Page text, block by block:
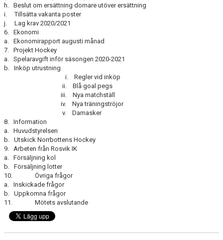
h. Beslut om ersättning domare utöver ersättning
i. Tillsätta vakanta poster
j. Lag krav 2020/2021
6. Ekonomi
a. Ekonomirapport augusti månad
7. Projekt Hockey
a. Spelaravgift inför säsongen 2020-2021
b. Inköp utrustning
i. Regler vid inköp
ii. Blå goal pegs
iii. Nya matchställ
iv. Nya träningströjor
v. Damasker
8. Information
a. Huvudstyrelsen
b. Utskick Norrbottens Hockey
9. Arbeten från Rosvik IK
a. Försäljning kol
b. Försäljning lotter
10. Övriga frågor
a. Inskickade frågor
b. Uppkomna frågor
11. Mötets avslutande